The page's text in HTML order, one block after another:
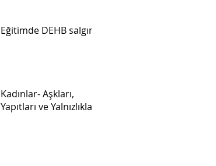
Eğitimde DEHB salgını
Kadınlar- Aşkları,
Yapıtları ve Yalnızlıkları